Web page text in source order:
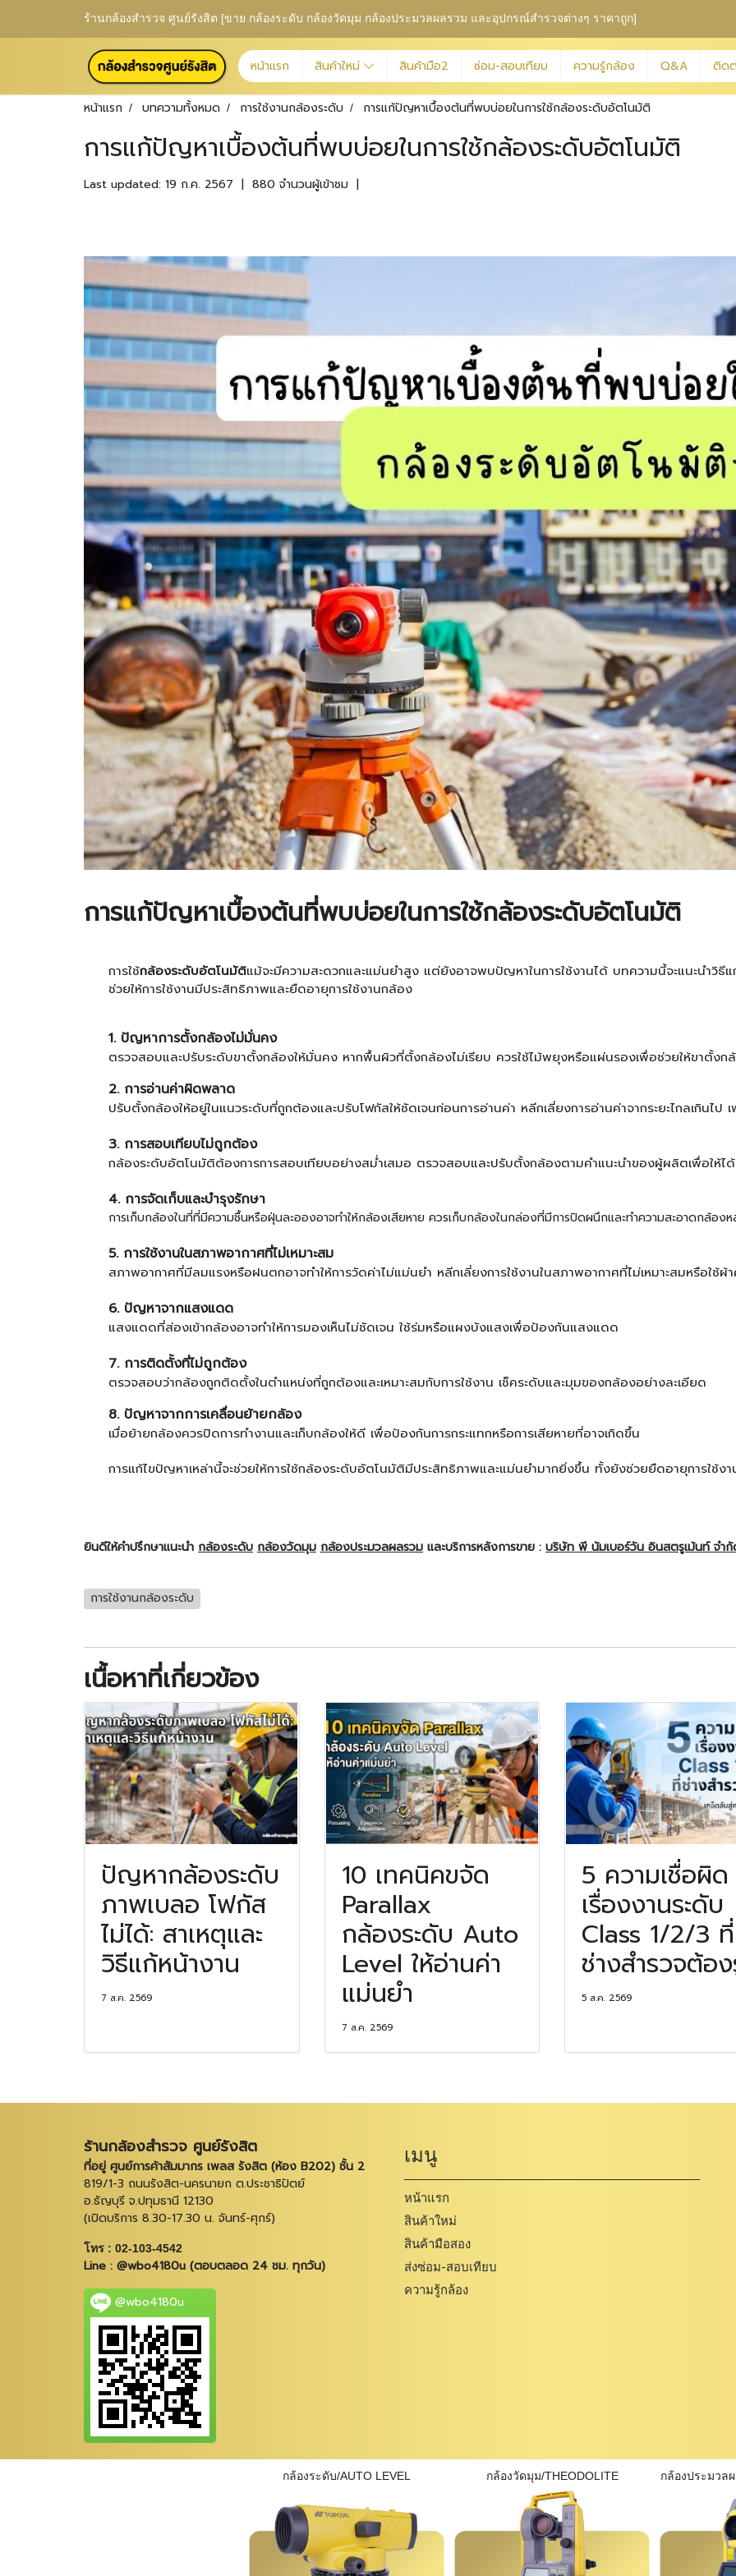
ร้านกล้องสำรวจ ศูนย์รังสิต [ขาย กล้องระดับ กล้องวัดมุม กล้องประมวลผลรวม และอุปกรณ์สำรวจต่างๆ ราคาถูก]
หน้าแรก สินค้าใหม่ สินค้ามือ2 ซ่อม-สอบเทียบ ความรู้กล้อง Q&A ติด
หน้าแรก บทความทั้งหมด การใช้งานกล้องระดับ การแก้ปัญหาเบื้องต้นที่พบบ่อยในการใช้กล้องระดับอัตโนมัติ
การแก้ปัญหาเบื้องต้นที่พบบ่อยในการใช้กล้องระดับอัตโนมัติ
Last updated: 19 ก.ค. 2567 | 880 จำนวนผู้เข้าชม |
การแก้ปัญหาเบื้องต้นที่พบบ่อยในการใช้กล้องระดับอัตโนมัติ
การใช้กล้องระดับอัตโนมัติแม้จะมีความสะดวกและแม่นยำสูง แต่ยังอาจพบปัญหาในการใช้งานได้ บทความนี้จะแนะนำวิ
ช่วยให้การใช้งานมีประสิทธิภาพและยืดอายุการใช้งานกล้อง
1. ปัญหาการตั้งกล้องไม่มั่นคง
ตรวจสอบและปรับระดับขาตั้งกล้องให้มั่นคง หากพื้นผิวที่ตั้งกล้องไม่เรียบ ควรใช้ไม้พยุงหรือแผ่นรองเพื่อช่วยให้ขาตั้งก
2. การอ่านค่าผิดพลาด
ปรับตั้งกล้องให้อยู่ในแนวระดับที่ถูกต้องและปรับโฟกัสให้ชัดเจนก่อนการอ่านค่า หลีกเลี่ยงการอ่านค่าจากระยะไกลเกินไป
3. การสอบเทียบไม่ถูกต้อง
กล้องระดับอัตโนมัติต้องการการสอบเทียบอย่างสม่ำเสมอ ตรวจสอบและปรับตั้งกล้องตามคำแนะนำของผู้ผลิตเพื่อให้ไ
4. การจัดเก็บและบำรุงรักษา
การเก็บกล้องในที่ที่มีความชื้นหรือฝุ่นละอองอาจทำให้กล้องเสียหาย ควรเก็บกล้องในกล่องที่มีการปิดผนึกและทำความสะอาดกล้อง
5. การใช้งานในสภาพอากาศที่ไม่เหมาะสม
สภาพอากาศที่มีลมแรงหรือฝนตกอาจทำให้การวัดค่าไม่แม่นยำ หลีกเลี่ยงการใช้งานในสภาพอากาศที่ไม่เหมาะสมหรือใช้
6. ปัญหาจากแสงแดด
แสงแดดที่ส่องเข้ากล้องอาจทำให้การมองเห็นไม่ชัดเจน ใช้ร่มหรือแผงบังแสงเพื่อป้องกันแสงแดด
7. การติดตั้งที่ไม่ถูกต้อง
ตรวจสอบว่ากล้องถูกติดตั้งในตำแหน่งที่ถูกต้องและเหมาะสมกับการใช้งาน เช็คระดับและมุมของกล้องอย่างละเอียด
8. ปัญหาจากการเคลื่อนย้ายกล้อง
เมื่อย้ายกล้องควรปิดการทำงานและเก็บกล้องให้ดี เพื่อป้องกันการกระแทกหรือการเสียหายที่อาจเกิดขึ้น
การแก้ไขปัญหาเหล่านี้จะช่วยให้การใช้กล้องระดับอัตโนมัติมีประสิทธิภาพและแม่นยำมากยิ่งขึ้น ทั้งยังช่วยยืดอายุการใช้
ยินดีให้คำปรึกษาแนะนำ กล้องระดับ กล้องวัดมุม กล้องประมวลผลรวม และบริการหลังการขาย : บริษัท พี นัมเบอร์วัน อินสตรูเม้นท์ จำ
การใช้งานกล้องระดับ
เนื้อหาที่เกี่ยวข้อง
ปัญหากล้องระดับ
ภาพเบลอ โฟกัส
ไม่ได้: สาเหตุและ
วิธีแก้หน้างาน
7 ส.ค. 2569
10 เทคนิคขจัด
Parallax
กล้องระดับ Auto
Level ให้อ่านค่า
แม่นยำ
7 ส.ค. 2569
5 ความเชื่อผิด
เรื่องงานระดับ
Class 1/2/3 ที่
ช่างสำรวจต้อ
5 ส.ค. 2569
ร้านกล้องสำรวจ ศูนย์รังสิต
ที่อยู่ ศูนย์การค้าสัมมากร เพลส รังสิต (ห้อง B202) ชั้น 2
819/1-3 ถนนรังสิต-นครนายก ต.ประชาธิปัตย์
อ.ธัญบุรี จ.ปทุมธานี 12130
(เปิดบริการ 8.30-17.30 น. จันทร์-ศุกร์)
โทร : 02-103-4542
Line : @wbo4180u (ตอบตลอด 24 ชม. ทุกวัน)
@wbo4180u
เมนู
หน้าแรก
สินค้าใหม่
สินค้ามือสอง
ส่งซ่อม-สอบเทียบ
ความรู้กล้อง
กล้องระดับ/AUTO LEVEL กล้องวัดมุม/THEODOLITE กล้องประมวล